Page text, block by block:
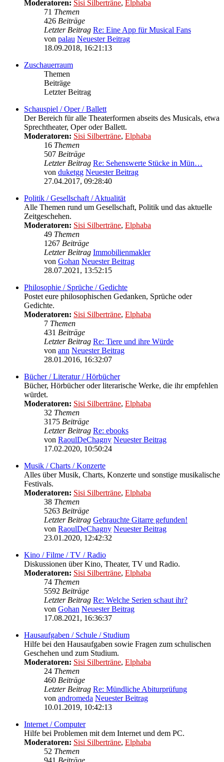
Moderatoren: Sisi Silberträne, Elphaba
71 Themen
426 Beiträge
Letzter Beitrag Re: Eine App für Musical Fans
von palau Neuester Beitrag
18.09.2018, 16:21:13
Zuschauerraum
Themen
Beiträge
Letzter Beitrag
Schauspiel / Oper / Ballett
Der Bereich für alle Theaterformen abseits des Musicals, etwa
Sprechtheater, Oper oder Ballett.
Moderatoren: Sisi Silberträne, Elphaba
16 Themen
507 Beiträge
Letzter Beitrag Re: Sehenswerte Stücke in Mün…
von duketgg Neuester Beitrag
27.04.2017, 09:28:40
Politik / Gesellschaft / Aktualität
Alle Themen rund um Gesellschaft, Politik und das aktuelle
Zeitgeschehen.
Moderatoren: Sisi Silberträne, Elphaba
49 Themen
1267 Beiträge
Letzter Beitrag Immobilienmakler
von Gohan Neuester Beitrag
28.07.2021, 13:52:15
Philosophie / Sprüche / Gedichte
Postet eure philosophischen Gedanken, Sprüche oder
Gedichte.
Moderatoren: Sisi Silberträne, Elphaba
7 Themen
431 Beiträge
Letzter Beitrag Re: Tiere und ihre Würde
von ann Neuester Beitrag
28.01.2016, 16:32:07
Bücher / Literatur / Hörbücher
Bücher, Hörbücher oder literarische Werke, die ihr empfehlen
würdet.
Moderatoren: Sisi Silberträne, Elphaba
32 Themen
3175 Beiträge
Letzter Beitrag Re: ebooks
von RaoulDeChagny Neuester Beitrag
17.02.2020, 10:50:24
Musik / Charts / Konzerte
Alles über Musik, Charts, Konzerte und sonstige musikalische
Festivals.
Moderatoren: Sisi Silberträne, Elphaba
38 Themen
5263 Beiträge
Letzter Beitrag Gebrauchte Gitarre gefunden!
von RaoulDeChagny Neuester Beitrag
23.01.2020, 12:42:32
Kino / Filme / TV / Radio
Diskussionen über Kino, Theater, TV und Radio.
Moderatoren: Sisi Silberträne, Elphaba
74 Themen
5592 Beiträge
Letzter Beitrag Re: Welche Serien schaut ihr?
von Gohan Neuester Beitrag
17.08.2021, 16:36:37
Hausaufgaben / Schule / Studium
Hilfe bei den Hausaufgaben sowie Fragen zum schulischen
Geschehen und zum Studium.
Moderatoren: Sisi Silberträne, Elphaba
24 Themen
460 Beiträge
Letzter Beitrag Re: Mündliche Abiturprüfung
von andromeda Neuester Beitrag
10.01.2019, 10:42:13
Internet / Computer
Hilfe bei Problemen mit dem Internet und dem PC.
Moderatoren: Sisi Silberträne, Elphaba
52 Themen